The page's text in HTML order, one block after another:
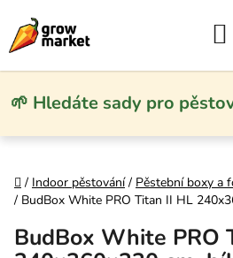
🌱 Hledáte sady pro
Domů
/ Indoor pěstování / Pěstební boxy a
/ BudBox White PRO Titan II HL
BudBox White PRO